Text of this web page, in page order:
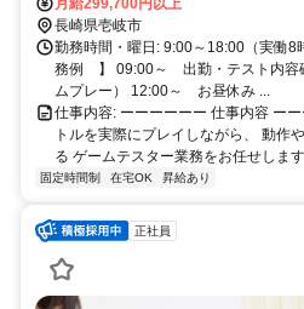
長崎県壱岐市
勤務時間・曜日: 9:00～18:00（実働
務例 】 09:00～ 出勤・テスト内容
ムプレー） 12:00～ お昼休み ...
仕事内容: ーーーーーー 仕事内容 ー
トルを実際にプレイしながら、 動作
る ゲームテスター業務をお任せしま
固定時間制 在宅OK 昇給あり
正社員